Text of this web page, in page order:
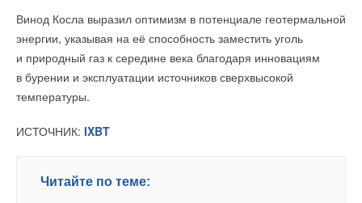
Винод Косла выразил оптимизм в потенциале геотермальной
энергии, указывая на её способность заместить уголь
и природный газ к середине века благодаря инновациям
в бурении и эксплуатации источников сверхвысокой
температуры.
ИСТОЧНИК: IXBT
Читайте по теме:
НОВОСТИ СОК 31 ИЮЛЯ 2026
мере поступления новых данных о ценах и генерации.
Результаты оказались наглядными. В первый день
электромобили получили весь запрошенный объем
энергии — 110 киловатт-часов из 110. Во второй, несмотря
на рост числа подключений, — 112 киловатт-часов из 143. В
другие машины переходили в «спящий» режим. Это